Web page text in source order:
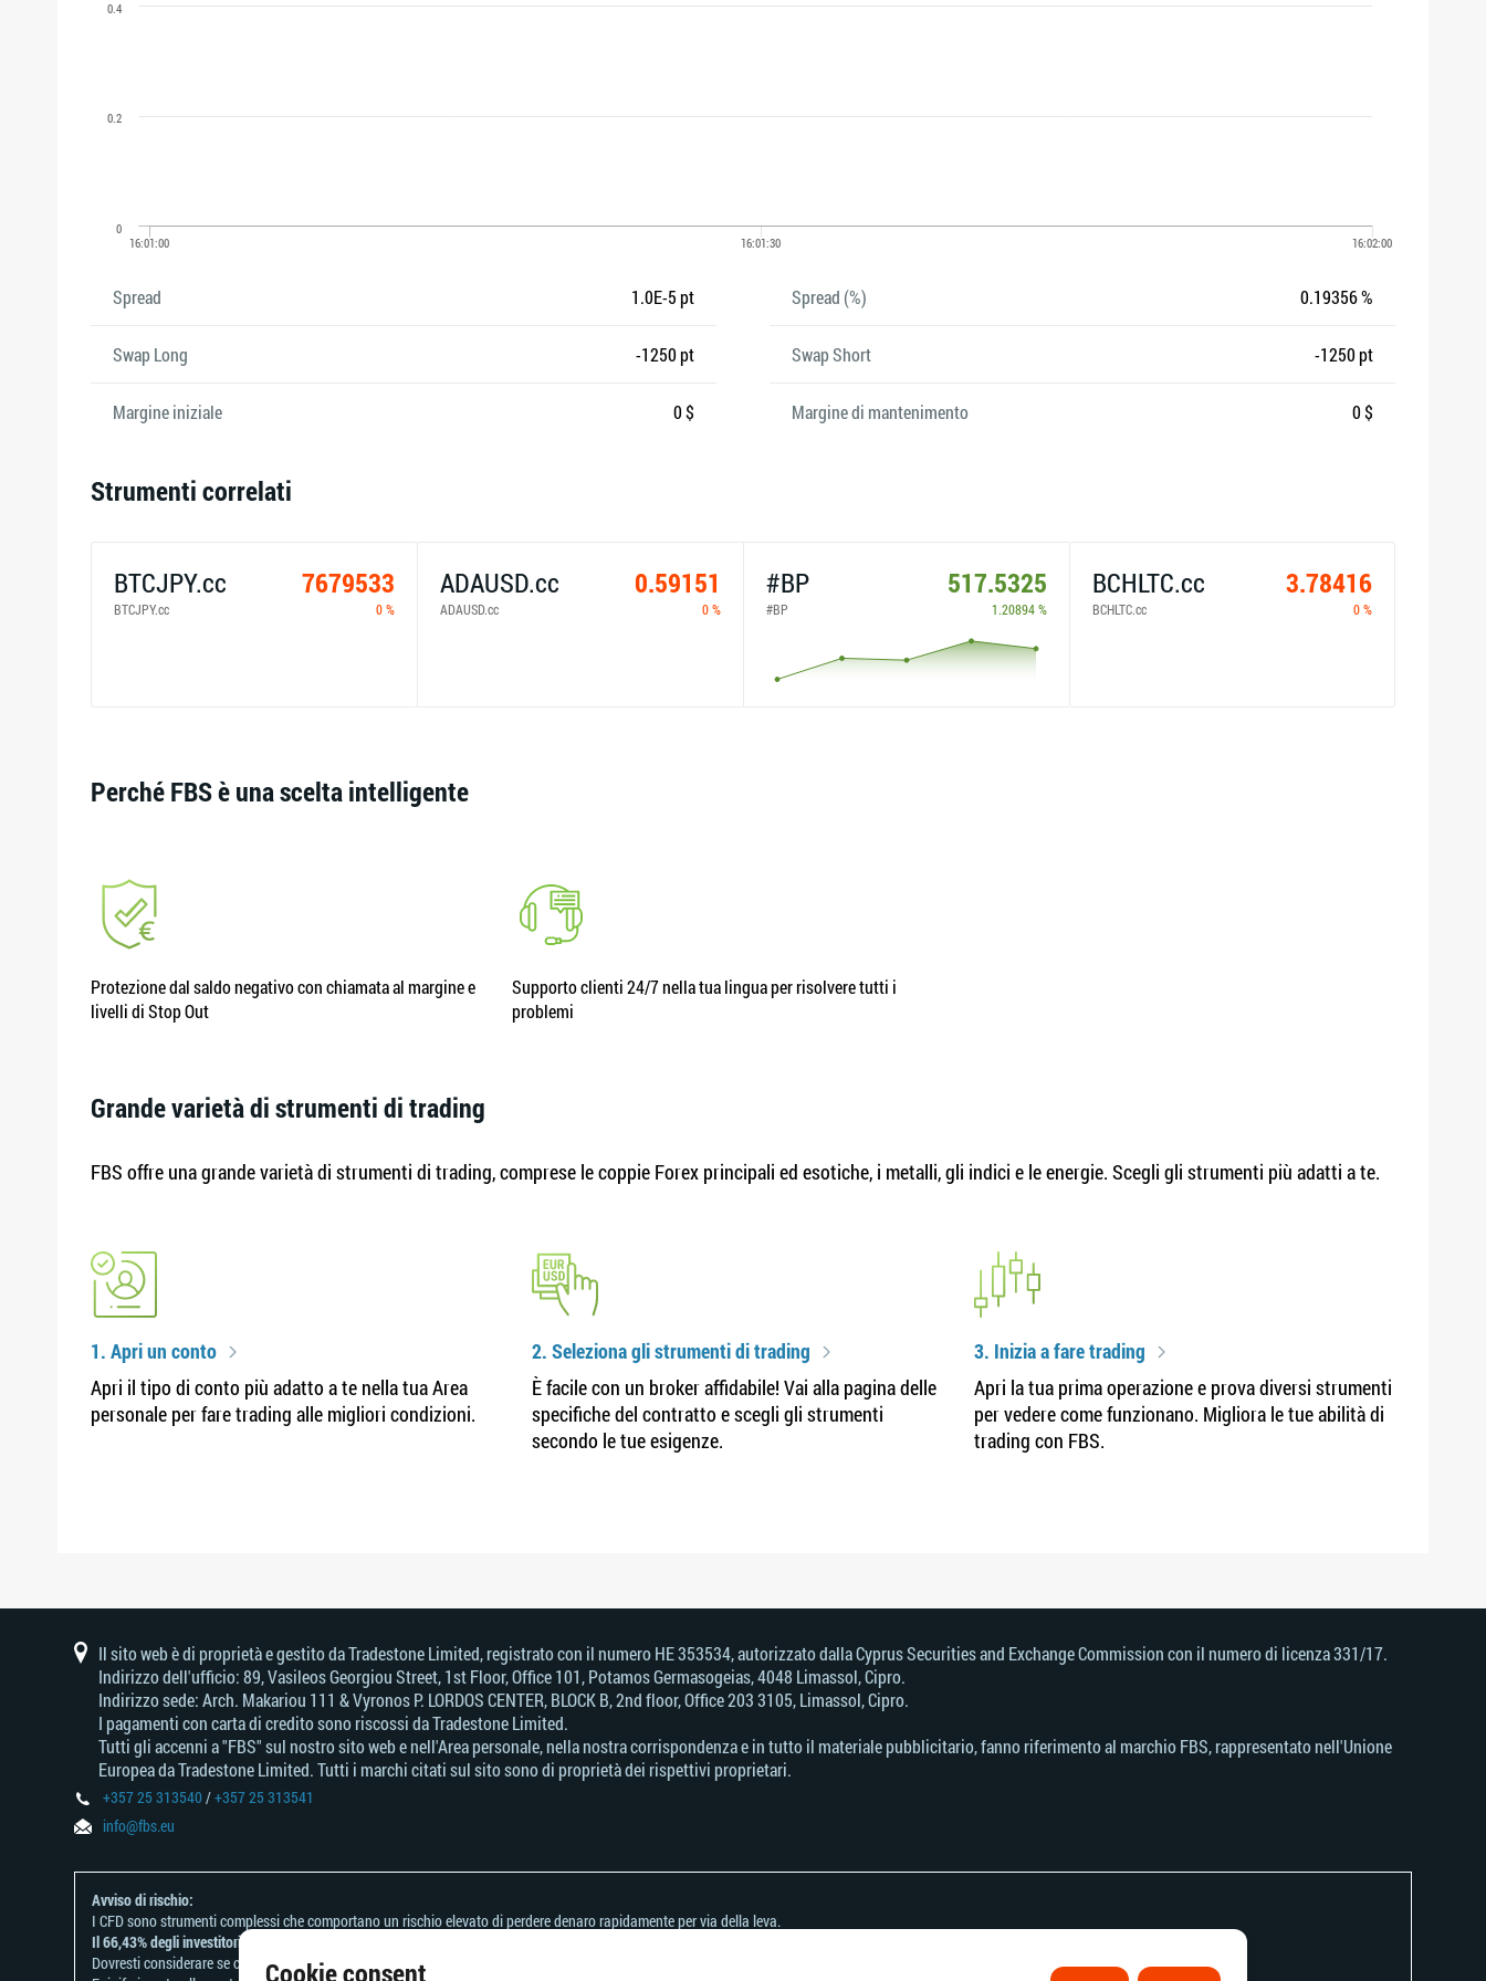
Cookie consent
Spread 1.0E-5 pt Spread (%) 0.19356 %
Swap Long -1250 pt Swap Short -1250 pt
Margine iniziale 0 $ Margine di mantenimento 0 $
Strumenti correlati
BTCJPY.cc 7679533
BTCJPY.cc 0 %
ADAUSD.cc 0.59151
ADAUSD.cc 0 %
#BP 517.5325
#BP 1.20894 %
BCHLTC.cc 3.78416
BCHLTC.cc 0 %
Perché FBS è una scelta intelligente
Protezione dal saldo negativo con chiamata al margine e
livelli di Stop Out
Supporto clienti 24/7 nella tua lingua per risolvere tutti i
problemi
Grande varietà di strumenti di trading
FBS offre una grande varietà di strumenti di trading, comprese le coppie Forex principali ed esotiche, i metalli, gli indici e le energie. Scegli gli strumenti più adatti a te.
1. Apri un conto
Apri il tipo di conto più adatto a te nella tua Area
personale per fare trading alle migliori condizioni.
2. Seleziona gli strumenti di trading
È facile con un broker affidabile! Vai alla pagina delle
specifiche del contratto e scegli gli strumenti
secondo le tue esigenze.
3. Inizia a fare trading
Apri la tua prima operazione e prova diversi strumenti
per vedere come funzionano. Migliora le tue abilità di
trading con FBS.
Il sito web è di proprietà e gestito da Tradestone Limited, registrato con il numero HE 353534, autorizzato dalla Cyprus Securities and Exchange Commission con il numero di licenza 331/17.
Indirizzo dell'ufficio: 89, Vasileos Georgiou Street, 1st Floor, Office 101, Potamos Germasogeias, 4048 Limassol, Cipro.
Indirizzo sede: Arch. Makariou 111 & Vyronos Р. LORDOS CENTER, BLOCK В, 2nd floor, Office 203 3105, Limassol, Cipro.
I pagamenti con carta di credito sono riscossi da Tradestone Limited.
Tutti gli accenni a "FBS" sul nostro sito web e nell'Area personale, nella nostra corrispondenza e in tutto il materiale pubblicitario, fanno riferimento al marchio FBS, rappresentato nell'Unione
Europea da Tradestone Limited. Tutti i marchi citati sul sito sono di proprietà dei rispettivi proprietari.
+357 25 313540/+357 25 313541
info@fbs.eu
Avviso di rischio:
I CFD sono strumenti complessi che comportano un rischio elevato di perdere denaro rapidamente per via della leva.
Il 66,43% degli investitori retail perde denaro negoziando CFD con questo provider.
Dovresti considerare se comprendi come funzionano i CFD e se puoi permetterti di correre il rischio di perdere il tuo denaro.